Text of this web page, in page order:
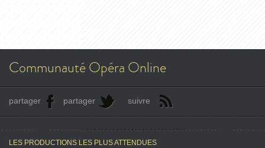
Communauté Opéra Online
partager partager suivre
LES PRODUCTIONS LES PLUS ATTENDUES